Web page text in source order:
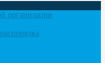
организации